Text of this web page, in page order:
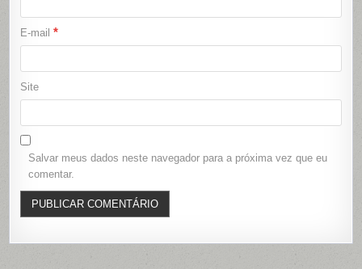
E-mail*
Site
Salvar meus dados neste navegador para a próxima vez que eu
comentar.